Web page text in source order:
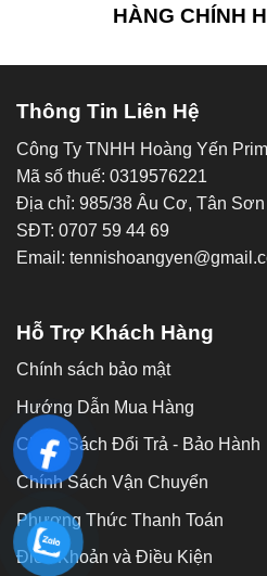
HÀNG CHÍNH
Thông Tin Liên Hệ
Công Ty TNHH Hoàng Yến
Mã số thuế: 0319576221
Địa chỉ: 985/38 Âu Cơ, Tân
SĐT: 0707 59 44 69
Email:
Hỗ Trợ Khách Hàng
Chính sách bảo mật
Hướng Dẫn Mua Hàng
Chính Sách Đổi Trả - Bảo Hành
Chính Sách Vận Chuyển
Phương Thức Thanh Toán
Điều Khoản và Điều Kiện